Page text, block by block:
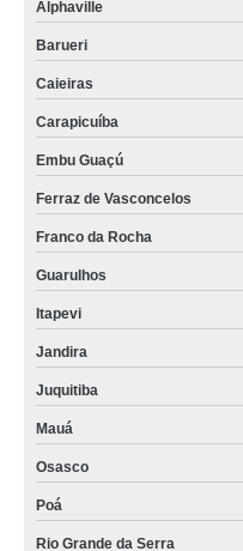
Alphaville
Barueri
Caieiras
Carapicuíba
Embu Guaçú
Ferraz de Vasconcelos
Franco da Rocha
Guarulhos
Itapevi
Jandira
Juquitiba
Mauá
Osasco
Poá
Rio Grande da Serra